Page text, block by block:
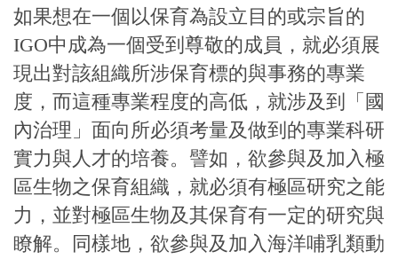
如果想在一個以保育為設立目的或宗旨的
IGO中成為一個受到尊敬的成員，就必須展
現出對該組織所涉保育標的與事務的專業
度，而這種專業程度的高低，就涉及到「國
內治理」面向所必須考量及做到的專業科研
實力與人才的培養。譬如，欲參與及加入極
區生物之保育組織，就必須有極區研究之能
力，並對極區生物及其保育有一定的研究與
瞭解。同樣地，欲參與及加入海洋哺乳類動